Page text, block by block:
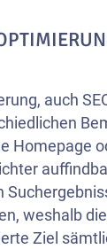
auch
Homepage
weshalb
Ziel